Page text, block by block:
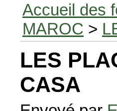
Accueil des
MAROC >
LES
CASA